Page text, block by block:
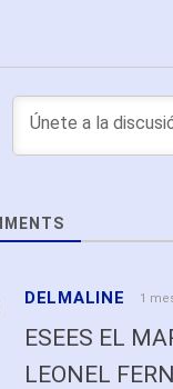
DELMALINE 1
ESEES EL
LEONEL